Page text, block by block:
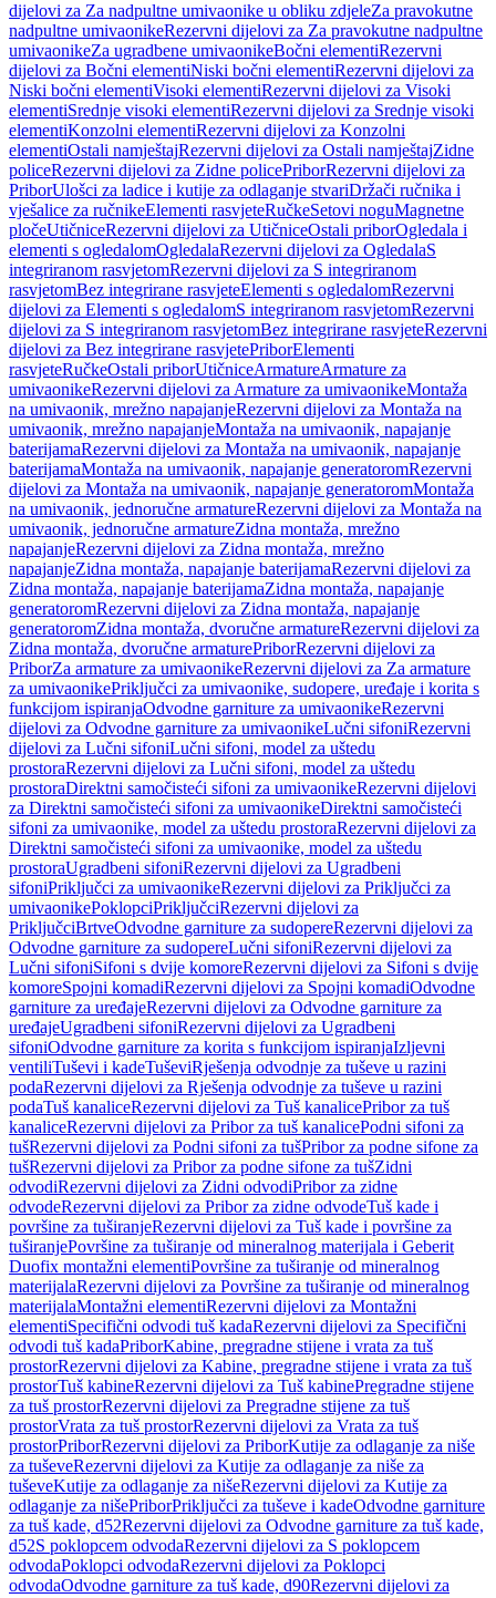
dijelovi za Za nadpultne umivaonike u obliku zdjeleZa pravokutne
nadpultne umivaonikeRezervni dijelovi za Za pravokutne nadpultne
umivaonikeZa ugradbene umivaonikeBočni elementiRezervni
dijelovi za Bočni elementiNiski bočni elementiRezervni dijelovi za
Niski bočni elementiVisoki elementiRezervni dijelovi za Visoki
elementiSrednje visoki elementiRezervni dijelovi za Srednje visoki
elementiKonzolni elementiRezervni dijelovi za Konzolni
elementiOstali namještajRezervni dijelovi za Ostali namještajZidne
policeRezervni dijelovi za Zidne policePriborRezervni dijelovi za
PriborUlošci za ladice i kutije za odlaganje stvariDržači ručnika i
vješalice za ručnikeElementi rasvjeteRučkeSetovi noguMagnetne
pločeUtičniceRezervni dijelovi za UtičniceOstali priborOgledala i
elementi s ogledalomOgledalaRezervni dijelovi za OgledalaS
integriranom rasvjetomRezervni dijelovi za S integriranom
rasvjetomBez integrirane rasvjeteElementi s ogledalomRezervni
dijelovi za Elementi s ogledalomS integriranom rasvjetomRezervni
dijelovi za S integriranom rasvjetomBez integrirane rasvjeteRezervni
dijelovi za Bez integrirane rasvjetePriborElementi
rasvjeteRučkeOstali priborUtičniceArmatureArmature za
umivaonikeRezervni dijelovi za Armature za umivaonikeMontaža
na umivaonik, mrežno napajanjeRezervni dijelovi za Montaža na
umivaonik, mrežno napajanjeMontaža na umivaonik, napajanje
baterijamaRezervni dijelovi za Montaža na umivaonik, napajanje
baterijamaMontaža na umivaonik, napajanje generatoromRezervni
dijelovi za Montaža na umivaonik, napajanje generatoromMontaža
na umivaonik, jednoručne armatureRezervni dijelovi za Montaža na
umivaonik, jednoručne armatureZidna montaža, mrežno
napajanjeRezervni dijelovi za Zidna montaža, mrežno
napajanjeZidna montaža, napajanje baterijamaRezervni dijelovi za
Zidna montaža, napajanje baterijamaZidna montaža, napajanje
generatoromRezervni dijelovi za Zidna montaža, napajanje
generatoromZidna montaža, dvoručne armatureRezervni dijelovi za
Zidna montaža, dvoručne armaturePriborRezervni dijelovi za
PriborZa armature za umivaonikeRezervni dijelovi za Za armature
za umivaonikePriključci za umivaonike, sudopere, uređaje i korita s
funkcijom ispiranjaOdvodne garniture za umivaonikeRezervni
dijelovi za Odvodne garniture za umivaonikeLučni sifoniRezervni
dijelovi za Lučni sifoniLučni sifoni, model za uštedu
prostoraRezervni dijelovi za Lučni sifoni, model za uštedu
prostoraDirektni samočisteći sifoni za umivaonikeRezervni dijelovi
za Direktni samočisteći sifoni za umivaonikeDirektni samočisteći
sifoni za umivaonike, model za uštedu prostoraRezervni dijelovi za
Direktni samočisteći sifoni za umivaonike, model za uštedu
prostoraUgradbeni sifoniRezervni dijelovi za Ugradbeni
sifoniPriključci za umivaonikeRezervni dijelovi za Priključci za
umivaonikePoklopciPriključciRezervni dijelovi za
PriključciBrtveOdvodne garniture za sudopereRezervni dijelovi za
Odvodne garniture za sudopereLučni sifoniRezervni dijelovi za
Lučni sifoniSifoni s dvije komoreRezervni dijelovi za Sifoni s dvije
komoreSpojni komadiRezervni dijelovi za Spojni komadiOdvodne
garniture za uređajeRezervni dijelovi za Odvodne garniture za
uređajeUgradbeni sifoniRezervni dijelovi za Ugradbeni
sifoniOdvodne garniture za korita s funkcijom ispiranjaIzljevni
ventiliTuševi i kadeTuševiRješenja odvodnje za tuševe u razini
podaRezervni dijelovi za Rješenja odvodnje za tuševe u razini
podaTuš kanaliceRezervni dijelovi za Tuš kanalicePribor za tuš
kanaliceRezervni dijelovi za Pribor za tuš kanalicePodni sifoni za
tušRezervni dijelovi za Podni sifoni za tušPribor za podne sifone za
tušRezervni dijelovi za Pribor za podne sifone za tušZidni
odvodiRezervni dijelovi za Zidni odvodiPribor za zidne
odvodeRezervni dijelovi za Pribor za zidne odvodeTuš kade i
površine za tuširanjeRezervni dijelovi za Tuš kade i površine za
tuširanjePovršine za tuširanje od mineralnog materijala i Geberit
Duofix montažni elementiPovršine za tuširanje od mineralnog
materijalaRezervni dijelovi za Površine za tuširanje od mineralnog
materijalaMontažni elementiRezervni dijelovi za Montažni
elementiSpecifični odvodi tuš kadaRezervni dijelovi za Specifični
odvodi tuš kadaPriborKabine, pregradne stijene i vrata za tuš
prostorRezervni dijelovi za Kabine, pregradne stijene i vrata za tuš
prostorTuš kabineRezervni dijelovi za Tuš kabinePregradne stijene
za tuš prostorRezervni dijelovi za Pregradne stijene za tuš
prostorVrata za tuš prostorRezervni dijelovi za Vrata za tuš
prostorPriborRezervni dijelovi za PriborKutije za odlaganje za niše
za tuševeRezervni dijelovi za Kutije za odlaganje za niše za
tuševeKutije za odlaganje za nišeRezervni dijelovi za Kutije za
odlaganje za nišePriborPriključci za tuševe i kadeOdvodne garniture
za tuš kade, d52Rezervni dijelovi za Odvodne garniture za tuš kade,
d52S poklopcem odvodaRezervni dijelovi za S poklopcem
odvodaPoklopci odvodaRezervni dijelovi za Poklopci
odvodaOdvodne garniture za tuš kade, d90Rezervni dijelovi za